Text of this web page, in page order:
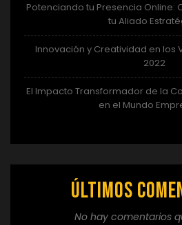
Potenciando tu Presencia Online:
tu Aliado
Innovación y Creatividad en los
2022
El Impacto Transformador de la
en el Mundo
Últimos
No hay comentarios